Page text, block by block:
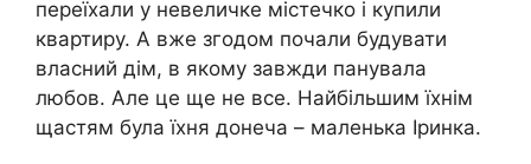
переїхали у невеличке містечко і купили
квартиру. А вже згодом почали будувати
власний дім, в якому завжди панувала
любов. Але це ще не все. Найбільшим їхнім
щаcтям була їхня донеча – маленька Іринка.